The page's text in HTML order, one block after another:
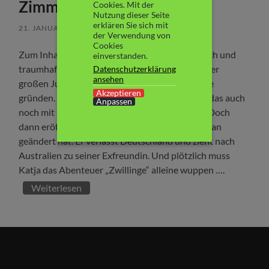
Zimmermann
21. JANUAR 2017 / 2 KOMMENTARE
Zum Inhalt: Katja hat sich dass alles ganz einfach und
traumhaft schön vorgestellt: zusammen mit ihrer
großen Jugendliebe Jonas eine perfekte Familie
gründen. Als sie endlich schwanger wird – und das auch
noch mit Zwillingen, scheint ihr Glück perfekt. Doch
dann eröffnet Jonas ihr, dass sich sein Lebensplan
geändert hat. Er verlässt Deutschland und zieht nach
Australien zu seiner Exfreundin. Und plötzlich muss
Katja das Abenteuer „Zwillinge“ alleine wuppen ….
Weiterlesen
Cookies. Mit der
Nutzung dieser Seite
erklären Sie sich mit
der Verwendung von
Cookies
einverstanden.
Datenschutzerklärung
ansehen
Akzeptieren
Anpassen